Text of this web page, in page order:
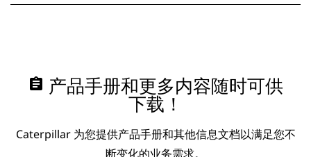
assignment 产品手册和更多内容随时可供
下载！
Caterpillar 为您提供产品手册和其他信息文档以满足您不
断变化的业务需求。